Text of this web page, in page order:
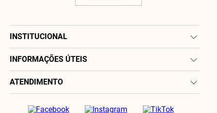
INSTITUCIONAL
INFORMAÇÕES ÚTEIS
ATENDIMENTO